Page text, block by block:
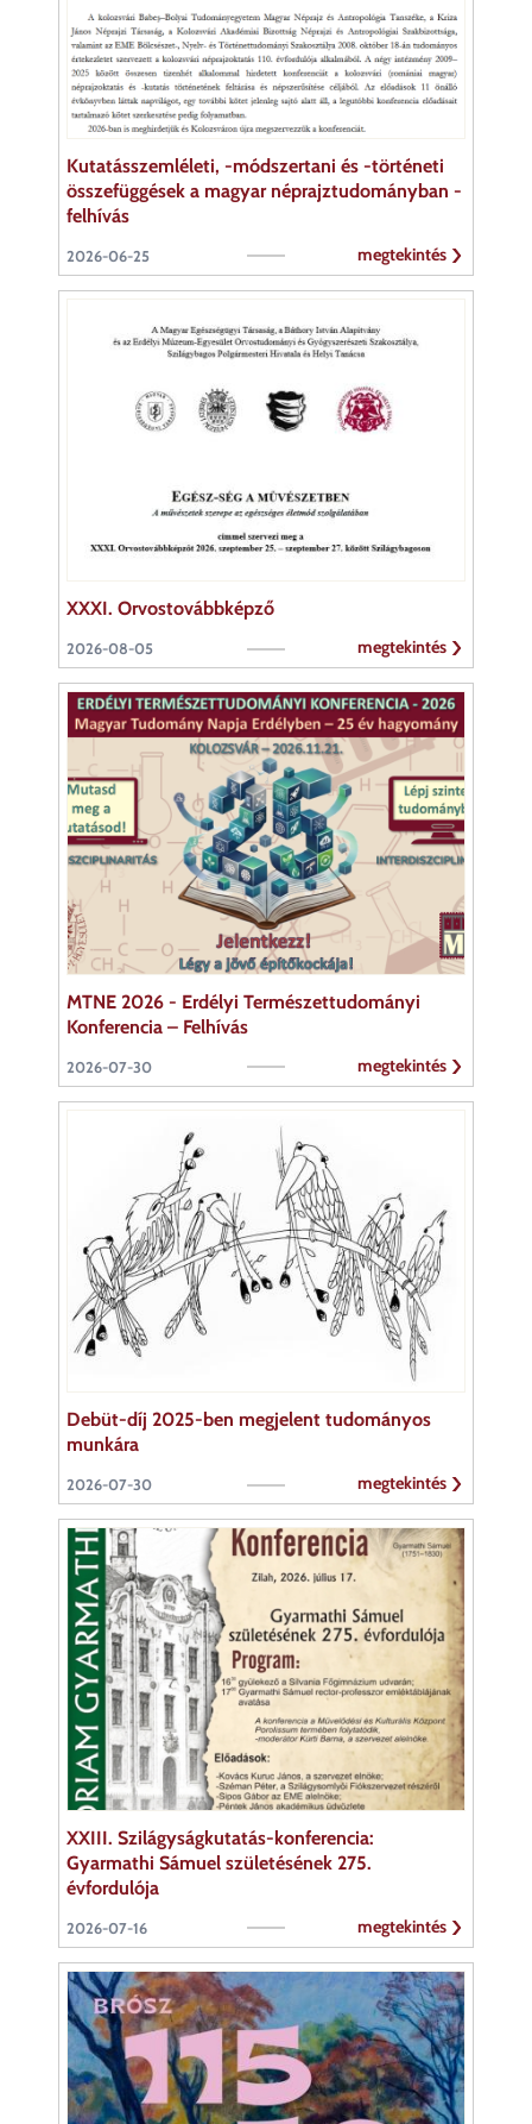
Kutatásszemléleti, -módszertani és -történeti
összefüggések a magyar néprajztudományban -
felhívás
2026-06-25 megtekintés
XXXI. Orvostovábbképző
2026-08-05 megtekintés
MTNE 2026 - Erdélyi Természettudományi
Konferencia – Felhívás
2026-07-30 megtekintés
Debüt-díj 2025-ben megjelent tudományos
munkára
2026-07-30 megtekintés
XXIII. Szilágyságkutatás-konferencia:
Gyarmathi Sámuel születésének 275.
évfordulója
2026-07-16 megtekintés